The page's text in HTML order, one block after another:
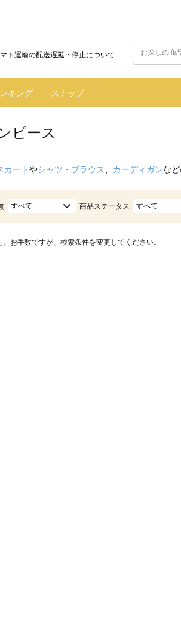
ト運輸の配送遅延・停止について
キング スナップ
ピース
カートやシャツ・ブラウス カーディガンな
すべて 商品ステータス すべて
お手数ですが、検索条件を変更してください。